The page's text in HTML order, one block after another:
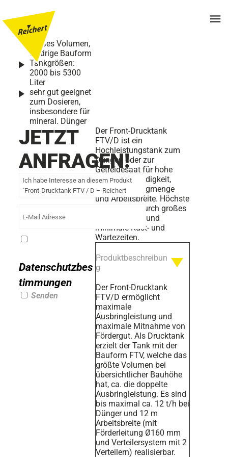
/ D
hohe
Ausbringleistung,
großes Volumen,
niedrige Bauform
Tankgrößen:
2000 bis 5300
Liter
sehr gut geeignet
zum Dosieren,
insbesondere für
mineral. Dünger
JETZT
ANFRAGEN!
Datenschutzbes
timmungen
Senden
Der Front-Drucktank
FTV/D ist ein
Hochleistungstank zum
Düngen oder zur
Getreidesaat für hohe
Fahrgeschwindigkeit,
große Ausbringmenge
und Arbeitsbreite. Höchste
Schlagkraft durch großes
Tankvolumen und
minimale Rüst- und
Wartezeiten.
Produktbeschreibun
g
Der Front-Drucktank
FTV/D ermöglicht
maximale
Ausbringleistung und
maximale Mitnahme von
Fördergut. Als Drucktank
erzielt der Tank mit der
Bauform FTV, welche das
größte Volumen bei
übersichtlicher Bauhöhe
hat, ca. die doppelte
Ausbringleistung. Es sind
bis maximal ca. 12 t/h bei
Dünger und 12 m
Arbeitsbreite (mit
Förderleitung Ø160 mm
und Verteilersystem mit 2
Verteilern) realisierbar.